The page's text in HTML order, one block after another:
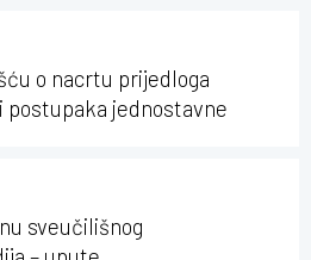
o nacrtu prijedloga
postupaka jednostavne
sveučilišnog